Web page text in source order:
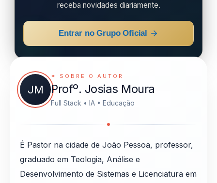
receba novidades diariamente.
Entrar no Grupo Oficial
JM
✦ SOBRE O AUTOR
Profº. Josias Moura
Full Stack • IA • Educação
É Pastor na cidade de João Pessoa, professor,
graduado em Teologia, Análise e
Desenvolvimento de Sistemas e Licenciatura em